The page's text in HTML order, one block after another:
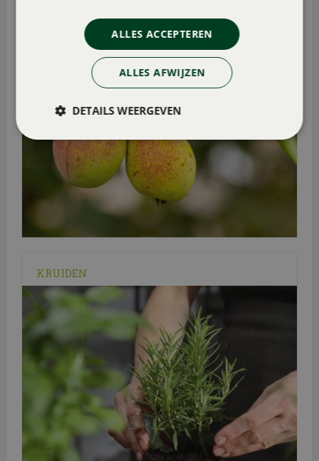
KRUIDEN
ALLES ACCEPTEREN
ALLES AFWIJZEN
DETAILS WEERGEVEN